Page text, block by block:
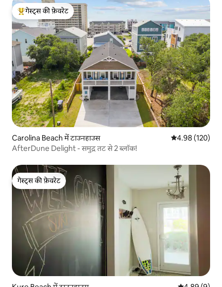
गेस्ट्स का टॉप फ़ेवरेट
गेस्ट्स की फ़ेवरेट
Carolina Beach में टाउनहाउस औसत रेटिंग 5 में से
4.98 (120)
AfterDune Delight - समुद्र तट से 2 ब्लॉक!
गेस्ट्स की फ़ेवरेट
गेस्ट्स की फ़ेवरेट